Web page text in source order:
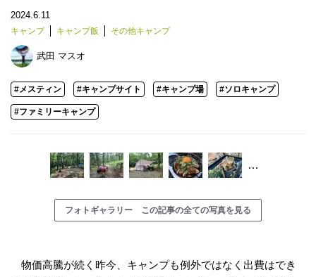
2024.6.11
キャンプ キャンプ飯 その他キャンプ
武田 マスオ
#メスティン #キャンプサイト #キャンプ場 #ソロキャンプ
#ファミリーキャンプ
…
フォトギャラリー この記事の全ての写真を見る
物価高騰が続く昨今、キャンプも例外ではなく出費はでき